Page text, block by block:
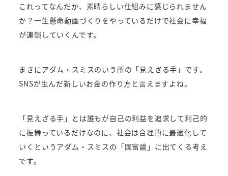
これってなんだか、素晴らしい仕組みに感じられません
か？一生懸命動画づくりをやっているだけで社会に幸福
が連鎖していくんです。
まさにアダム・スミスのいう所の「見えざる手」です。
SNSが生んだ新しいお金の作り方と言えますよね。
「見えざる手」とは誰もが自己の利益を追求して利己的
に振舞っているだけなのに、社会は合理的に最適化して
いくというアダム・スミスの「国富論」に出てくる考え
です。